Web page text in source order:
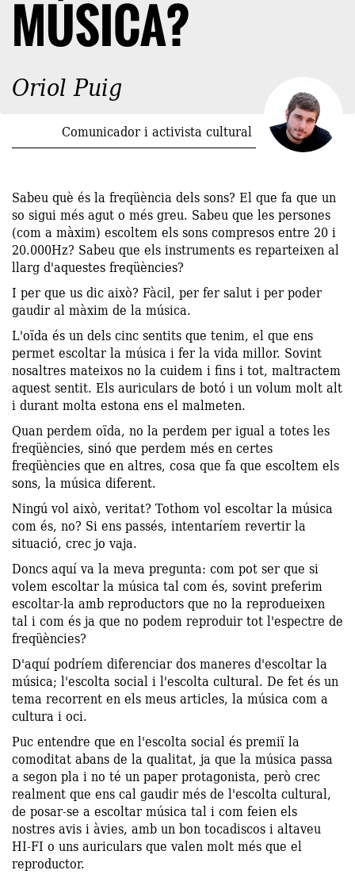
MÚSICA?
Oriol Puig
Comunicador i activista cultural
Sabeu què és la freqüència dels sons? El que fa que un
so sigui més agut o més greu. Sabeu que les persones
(com a màxim) escoltem els sons compresos entre 20 i
20.000Hz? Sabeu que els instruments es reparteixen al
llarg d'aquestes freqüències?
I per que us dic això? Fàcil, per fer salut i per poder
gaudir al màxim de la música.
L'oïda és un dels cinc sentits que tenim, el que ens
permet escoltar la música i fer la vida millor. Sovint
nosaltres mateixos no la cuidem i fins i tot, maltractem
aquest sentit. Els auriculars de botó i un volum molt alt
i durant molta estona ens el malmeten.
Quan perdem oïda, no la perdem per igual a totes les
freqüències, sinó que perdem més en certes
freqüències que en altres, cosa que fa que escoltem els
sons, la música diferent.
Ningú vol això, veritat? Tothom vol escoltar la música
com és, no? Si ens passés, intentaríem revertir la
situació, crec jo vaja.
Doncs aquí va la meva pregunta: com pot ser que si
volem escoltar la música tal com és, sovint preferim
escoltar-la amb reproductors que no la reprodueixen
tal i com és ja que no podem reproduir tot l'espectre de
freqüències?
D'aquí podríem diferenciar dos maneres d'escoltar la
música; l'escolta social i l'escolta cultural. De fet és un
tema recorrent en els meus articles, la música com a
cultura i oci.
Puc entendre que en l'escolta social és premiï la
comoditat abans de la qualitat, ja que la música passa
a segon pla i no té un paper protagonista, però crec
realment que ens cal gaudir més de l'escolta cultural,
de posar-se a escoltar música tal i com feien els
nostres avis i àvies, amb un bon tocadiscos i altaveu
HI-FI o uns auriculars que valen molt més que el
reproductor.